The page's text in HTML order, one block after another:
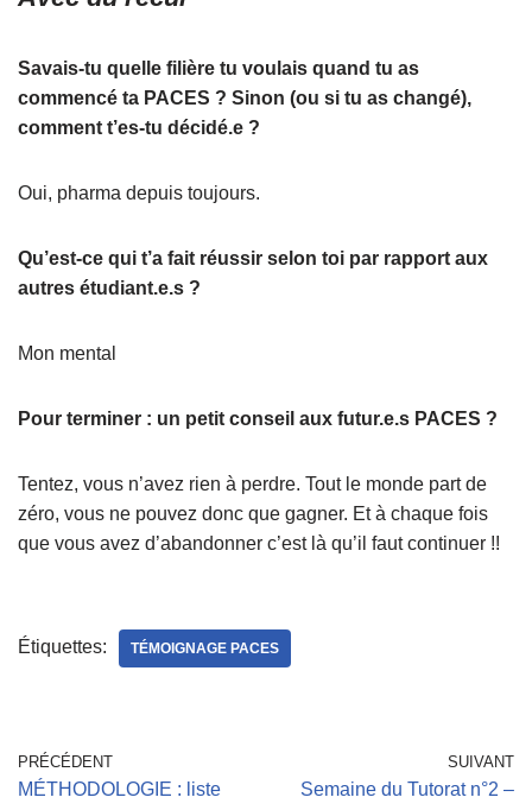
Savais-tu quelle filière tu voulais quand tu as
commencé ta PACES ? Sinon (ou si tu as changé),
comment t’es-tu décidé.e ?
Oui, pharma depuis toujours.
Qu’est-ce qui t’a fait réussir selon toi par rapport aux
autres étudiant.e.s ?
Mon mental
Pour terminer : un petit conseil aux futur.e.s PACES ?
Tentez, vous n’avez rien à perdre. Tout le monde part de
zéro, vous ne pouvez donc que gagner. Et à chaque fois
que vous avez d’abandonner c’est là qu’il faut continuer !!
Étiquettes: TÉMOIGNAGE PACES
PRÉCÉDENT
MÉTHODOLOGIE : liste
SUIVANT
Semaine du Tutorat n°2 –